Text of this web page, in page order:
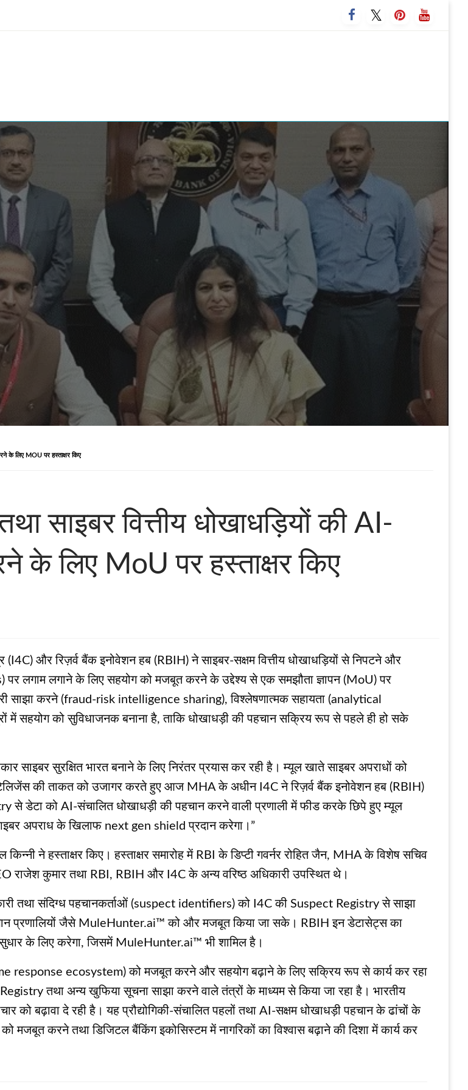
के लिए MOU पर हस्ताक्षर किए
साइबर वित्तीय धोखाधड़ियों की AI-
के लिए MoU पर हस्ताक्षर किए
और रिज़र्व बैंक इनोवेशन हब (RBIH) ने साइबर-सक्षम वित्तीय धोखाधड़ियों से निपटने और
लगाम लगाने के लिए सहयोग को मजबूत करने के उद्देश्य से एक समझौता ज्ञापन (MoU) पर
साझा करने (fraud-risk intelligence sharing), विश्लेषणात्मक सहायता (analytical
सहयोग को सुविधाजनक बनाना है, ताकि धोखाधड़ी की पहचान सक्रिय रूप से पहले ही हो सके
साइबर सुरक्षित भारत बनाने के लिए निरंतर प्रयास कर रही है। म्यूल खाते साइबर अपराधों को
की ताकत को उजागर करते हुए आज MHA के अधीन I4C ने रिज़र्व बैंक इनोवेशन हब (RBIH)
डेटा को AI-संचालित धोखाधड़ी की पहचान करने वाली प्रणाली में फीड करके छिपे हुए म्यूल
अपराध के खिलाफ next gen shield प्रदान करेगा।”
ने हस्ताक्षर किए। हस्ताक्षर समारोह में RBI के डिप्टी गवर्नर रोहित जैन, MHA के विशेष सचिव
कुमार तथा RBI, RBIH और I4C के अन्य वरिष्ठ अधिकारी उपस्थित थे।
तथा संदिग्ध पहचानकर्ताओं (suspect identifiers) को I4C की Suspect Registry से साझा
प्रणालियों जैसे MuleHunter.ai™ को और मजबूत किया जा सके। RBIH इन डेटासेट्स का
के लिए करेगा, जिसमें MuleHunter.ai™ भी शामिल है।
response ecosystem) को मजबूत करने और सहयोग बढ़ाने के लिए सक्रिय रूप से कार्य कर रहा
Registry तथा अन्य खुफिया सूचना साझा करने वाले तंत्रों के माध्यम से किया जा रहा है। भारतीय
को बढ़ावा दे रही है। यह प्रौद्योगिकी-संचालित पहलों तथा AI-सक्षम धोखाधड़ी पहचान के ढांचों के
मजबूत करने तथा डिजिटल बैंकिंग इकोसिस्टम में नागरिकों का विश्वास बढ़ाने की दिशा में कार्य कर